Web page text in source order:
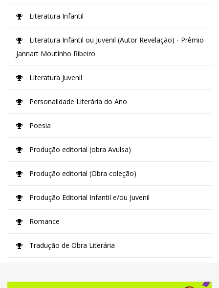
Literatura Infantil
Literatura Infantil ou Juvenil (Autor Revelação) - Prêmio
Jannart Moutinho Ribeiro
Literatura Juvenil
Personalidade Literária do Ano
Poesia
Produção editorial (obra Avulsa)
Produção editorial (Obra coleção)
Produção Editorial Infantil e/ou Juvenil
Romance
Tradução de Obra Literária